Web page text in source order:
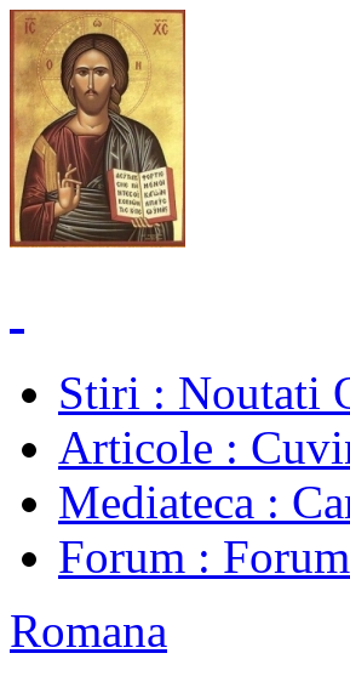
Stiri : Noutati
Articole :
Mediateca :
Forum :
Romana